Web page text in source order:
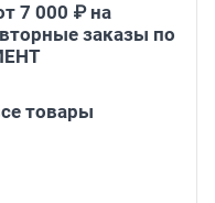
7 000 ₽ на
заказы по
товары